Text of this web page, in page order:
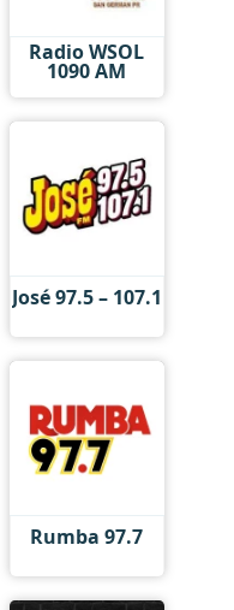
Radio WSOL
1090 AM
José 97.5 – 107.1
Rumba 97.7